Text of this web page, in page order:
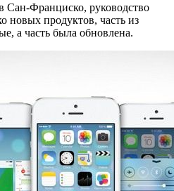
Сан-Франциско, руководство
новых продуктов, часть из
а часть была обновлена.